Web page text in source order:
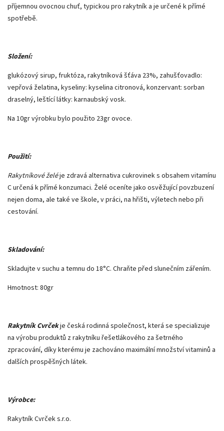
příjemnou ovocnou chuť, typickou pro rakytník a je určené k přímé
spotřebě.
Složení:
glukózový sirup, fruktóza, rakytníková šťáva 23%, zahušťovadlo:
vepřová želatina, kyseliny: kyselina citronová, konzervant: sorban
draselný, leštící látky: karnaubský vosk.
Na 10gr výrobku bylo použito 23gr ovoce.
Použití:
Rakytníkové želéje zdravá alternativa cukrovinek s obsahem vitamínu
C určená k přímé konzumaci. Želé oceníte jako osvěžující povzbuzení
nejen doma, ale také ve škole, v práci, na hřišti, výletech nebo při
cestování.
Skladování:
Skladujte v suchu a temnu do 18°C. Chraňte před slunečním zářením.
Hmotnost: 80gr
Rakytník Cvrčekje česká rodinná společnost, která se specializuje
na výrobu produktů z rakytníku řešetlákového za šetrného
zpracování, díky kterému je zachováno maximální množství vitaminů a
dalších prospěšných látek.
Výrobce:
Rakytník Cvrček s.r.o.